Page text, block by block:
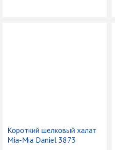
Короткий шелковый халат
Mia-Mia Daniel 3873